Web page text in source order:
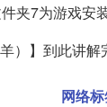
夹7为游戏安
】到此讲解
网络标